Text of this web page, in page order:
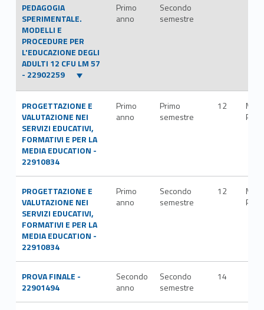
PEDAGOGIA
SPERIMENTALE.
MODELLI E
PROCEDURE PER
L'EDUCAZIONE DEGLI
ADULTI 12 CFU LM 57
- 22902259
Primo
anno
Secondo
semestre
PROGETTAZIONE E
VALUTAZIONE NEI
SERVIZI EDUCATIVI,
FORMATIVI E PER LA
MEDIA EDUCATION -
22910834
Primo
anno
Primo
semestre
12
M-
PROGETTAZIONE E
VALUTAZIONE NEI
SERVIZI EDUCATIVI,
FORMATIVI E PER LA
MEDIA EDUCATION -
22910834
Primo
anno
Secondo
semestre
12
M-
PROVA FINALE -
22901494
Secondo
anno
Secondo
semestre
14